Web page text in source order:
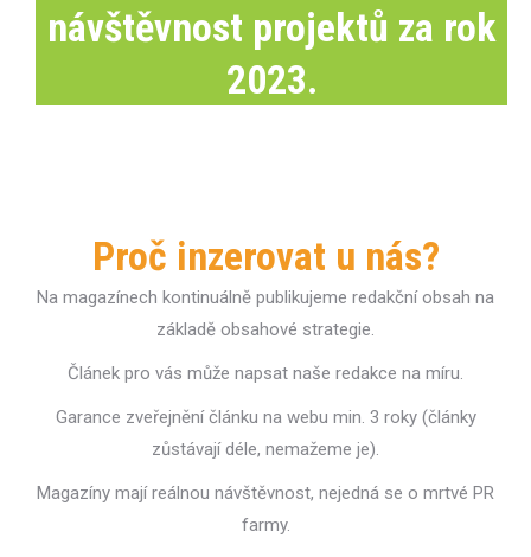
návštěvnost projektů za rok
2023.
Proč inzerovat u nás?
Na magazínech kontinuálně publikujeme redakční obsah na
základě obsahové strategie.
Článek pro vás může napsat naše redakce na míru.
Garance zveřejnění článku na webu min. 3 roky (články
zůstávají déle, nemažeme je).
Magazíny mají reálnou návštěvnost, nejedná se o mrtvé PR
farmy.